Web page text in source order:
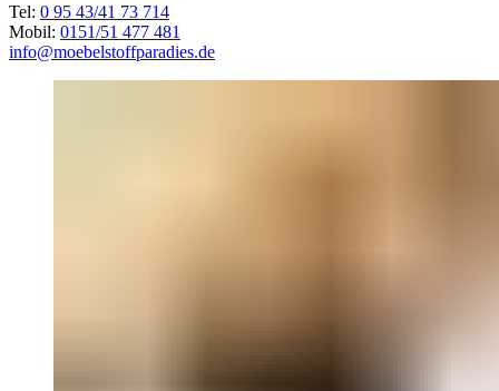
Tel: 0 95 43/41 73 714
Mobil: 0151/51 477 481
info@moebelstoffparadies.de